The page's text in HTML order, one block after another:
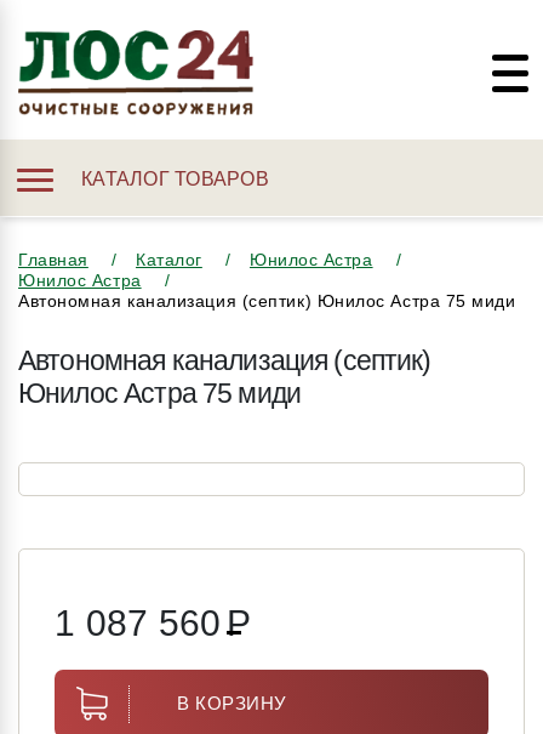
КАТАЛОГ ТОВАРОВ
Главная Каталог
Юнилос Астра
Юнилос Астра
Автономная канализация (септик) Юнилос Астра 75 миди
Автономная канализация (септик)
Юнилос Астра 75 миди
1 087 560Р
В КОРЗИНУ